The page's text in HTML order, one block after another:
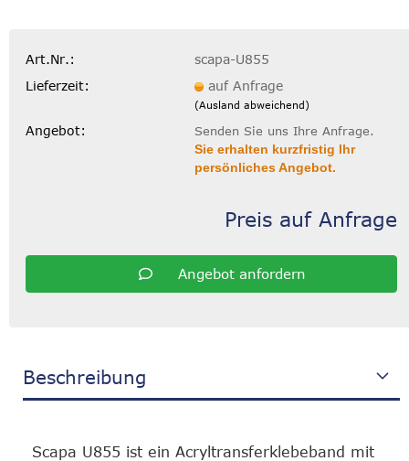
Art.Nr.:
scapa-U855
Lieferzeit:
auf Anfrage
(Ausland abweichend)
Angebot:
Senden Sie uns Ihre Anfrage.
Sie erhalten kurzfristig Ihr
persönliches Angebot.
Preis auf Anfrage
Angebot anfordern
Beschreibung
Scapa U855 ist ein Acryltransferklebeband mit